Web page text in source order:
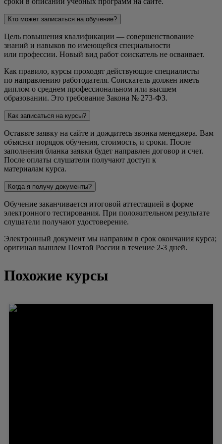
Кто может записаться на обучение?
Цель повышения квалификации — совершенствование
знаний и навыков по имеющейся специальности
или профессии. Новый вид работ соискатель не осваивает.
Как правило, курсы проходят действующие специалисты
по направлению работодателя. Соискатель должен иметь
диплом о среднем профессиональном или высшем
образовании. Это требование Закона № 273-ФЗ.
Как записаться на курсы?
Оставьте заявку на сайте и дождитесь звонка менеджера. Вам
объяснят порядок обучения, стоимость, и сроки. После
заполнения бланка заявки будет направлен договор и счет.
После оплаты слушатели получают доступ к
материалам курса.
Когда я получу документы?
Обучение заканчивается итоговой аттестацией в форме
электронного тестирования. При положительном результате
слушатели получают удостоверение.
Электронный документ мы направим в срок окончания курса;
оригинал вышлем Почтой России в течение 2-3 дней.
Похожие курсы